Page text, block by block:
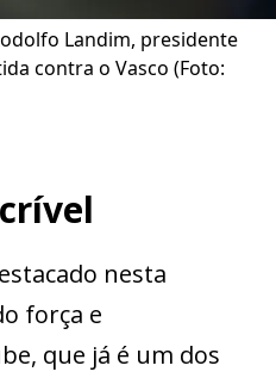
Landim, presidente
contra o Vasco (Foto:
nesta
força e
que já é um dos